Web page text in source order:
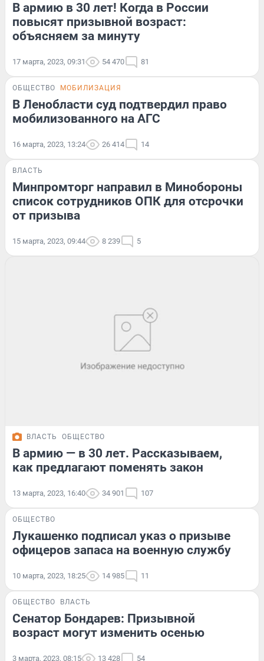
В армию в 30 лет! Когда в России
повысят призывной возраст:
объясняем за минуту
17 марта, 2023, 09:31 54 470 81
ОБЩЕСТВО МОБИЛИЗАЦИЯ
В Ленобласти суд подтвердил право
мобилизованного на АГС
16 марта, 2023, 13:24 26 414 14
ВЛАСТЬ
Минпромторг направил в Минобороны
список сотрудников ОПК для отсрочки
от призыва
15 марта, 2023, 09:44 8 239 5
ВЛАСТЬ ОБЩЕСТВО
В армию — в 30 лет. Рассказываем,
как предлагают поменять закон
13 марта, 2023, 16:40 34 901 107
ОБЩЕСТВО
Лукашенко подписал указ о призыве
офицеров запаса на военную службу
10 марта, 2023, 18:25 14 985 11
ОБЩЕСТВО ВЛАСТЬ
Сенатор Бондарев: Призывной
возраст могут изменить осенью
3 марта, 2023, 08:15 13 428 54